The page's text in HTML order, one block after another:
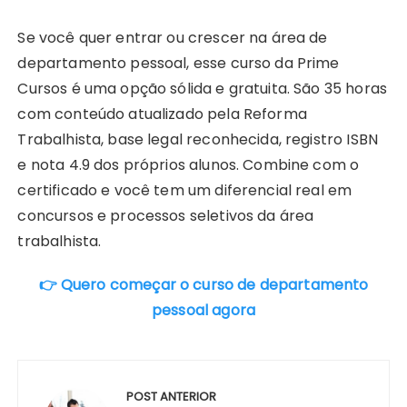
Se você quer entrar ou crescer na área de
departamento pessoal, esse curso da Prime
Cursos é uma opção sólida e gratuita. São 35 horas
com conteúdo atualizado pela Reforma
Trabalhista, base legal reconhecida, registro ISBN
e nota 4.9 dos próprios alunos. Combine com o
certificado e você tem um diferencial real em
concursos e processos seletivos da área
trabalhista.
👉 Quero começar o curso de departamento
pessoal agora
POST ANTERIOR